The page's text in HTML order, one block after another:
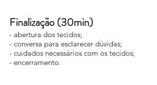
Finalização (30min)
- abertura dos tecidos;
- conversa para esclarecer dúvidas;
- cuidados necessários com os tecidos;
- encerramento.